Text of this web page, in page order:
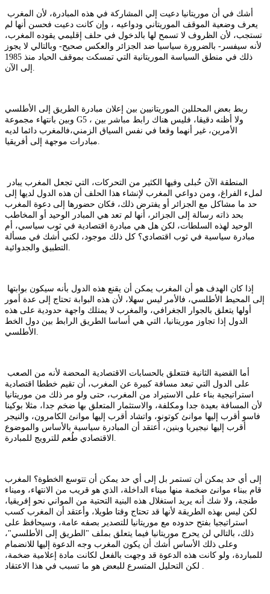
يعرف وضعية الموقف الموريتاني ودواعيه ، وإن كانت دعيت فحسن أنها لم
تستجب، لأن الظروف لا تسمح لها بالدخول في حلف إقليمي يقوده المغرب،
لأنه سيفسر- بالضرورة سياسيا ضد الجزائر والعكس صحيح- وبالتالي لا يجوز
ذلك في منطق السياسة الموريتانية التي تمسكت بموقف الحياد منذ 1985
ربط بعض المحللين الموريتانيين بين إعلان مبادرة الطريق إلى الأطلسي
وبين بانتهاء مجموعة G5 ، ولا أظنه دقيقا، فليس هناك رابط مباشر بين
الأمرين، غير أنهما وقعا في نفس السياق الزمني،فالمغرب دائما لديه
لملء الفراغ، ومن دواعي المغرب لإنشاء هذا الحلف أن هذه الدول لديها إلى
حد ما مشاكل مع الجزائر أو يفترض ذلك، فكان حضورها إلى دعوة المغرب
بحد ذاته رسالة إلى الجزائر، أنها لم تعد هي المبادر الوحيد أو المخاطب
الوحيد لهذه السلطات، لكن هل هي مبادرة اقتصادية في ثوب سياسي، أم
مبادرة سياسية في ثوب اقتصادي؟ كل ذلك موجود، لكني أشك في مسألة
إلى المحيط الأطلسي، فالأمر ليس سهلا، لأن هذه البوابة تحتاج إلى عدة أمور
أولها يتعلق بالجوار الجغرافي، والمغرب لا يمتلك واجهة حدودية على هذه
الدول إذا تجاوز موريتانيا، التي هي أساسا الطريق الرابط بين دول الخط
على الدول التي تبعد مسافة كبيرة عن المغرب، أن تقيم خططا اقتصادية
استراتيجية بناء على الاستيراد من المغرب، حتى ولو مر ذلك من موريتانيا
لأن المسافة بعيدة جدا ومكلفة، والاستثمار المتعلق بها ضخم جدا، مثلا بوكينا
فاسو أقرب إليها موانئ كوتونو، واتشاد أقرب إليها موانئ الكامرون، والنيجر
أقرب إليها نيجيريا وبنين، أعتقد أن المبادرة سياسية بالأساس والموضوع
إلى أي حد يمكن أن تستمر بل إلى أي حد يمكن أن تتوسع الخطوة؟ المغرب
قام ببناء موانئ ضخمة منها ميناء الداخلة، الذي هو قريب من الانتهاء، وميناء
طنجة، ولا شك أنه يريد استغلال هذه البنية التحتية من المواني نحو إفريقيا،
لكن ليس بهذه الطريقة لأنها قد تحتاج وقتا طويلا، وأعتقد أن المغرب كسب
استراتيجيا بفتح حدوده مع موريتانيا للتصدير بصفه عامة، وسيحافظ على
ذلك، بالتالي لن يحرج موريتانيا فيما يتعلق بملف "الطريق إلى الأطلسي"،
وعلى ذلك الأساس أشك أن يكون المغرب وجه الدعوة إليها للانضمام
للمباردة، ولو كانت هذه الدعوة قد وجهت بالفعل لكانت مادة إعلامية ضخمة،